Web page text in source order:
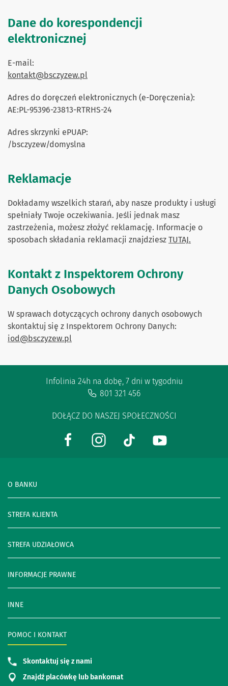
Dane do korespondencji
elektronicznej
E-mail:
kontakt@bsczyzew.pl
Adres do doręczeń elektronicznych (e-Doręczenia):
AE:PL-95396-23813-RTRHS-24
Adres skrzynki ePUAP:
/bsczyzew/domyslna
Reklamacje
Dokładamy wszelkich starań, aby nasze produkty i usługi
spełniały Twoje oczekiwania. Jeśli jednak masz
zastrzeżenia, możesz złożyć reklamację. Informacje o
sposobach składania reklamacji znajdziesz TUTAJ.
Kontakt z Inspektorem Ochrony
Danych Osobowych
W sprawach dotyczących ochrony danych osobowych
skontaktuj się z Inspektorem Ochrony Danych:
iod@bsczyzew.pl
Infolinia 24h na dobę, 7 dni w tygodniu
801 321 456
DOŁĄCZ DO NASZEJ SPOŁECZNOŚCI
O BANKU
STREFA KLIENTA
STREFA UDZIAŁOWCA
INFORMACJE PRAWNE
INNE
POMOC I KONTAKT
Skontaktuj się z nami
Znajdź placówkę lub bankomat